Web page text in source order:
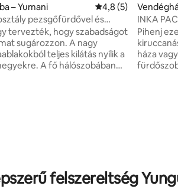
23 vélemény
– Yumani Átlagos értékelés:
4,8 (5)
pezsgőfürdővel és
tervezték, hogy szabadságot
sugározzon. A nagy
teljes kilátás nyílik a
fő hálószobában
INKA
Pihenj
háza
felszereltség